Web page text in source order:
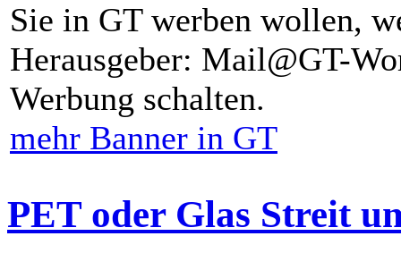
Sie in GT werben wollen,
Herausgeber: Mail@GT-
Werbung schalten.
mehr Banner in GT
PET oder Glas Streit